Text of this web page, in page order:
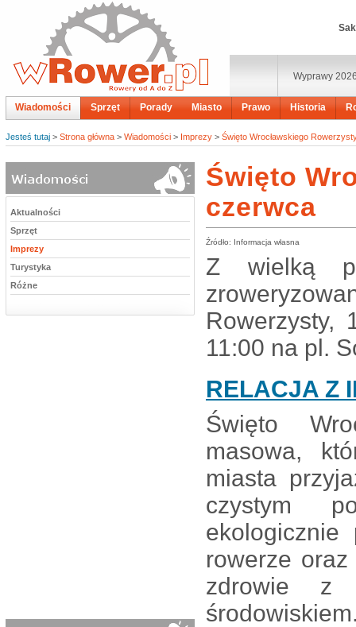
Wyprawy
Wiadomości Sprzęt Porady Miasto Prawo Historia
Jesteś tutaj > Strona główna > Wiadomości > Imprezy > Święto Wrocławskiego
Aktualności
Sprzęt
Imprezy
Turystyka
Różne
Święto
czerwca
Źródło: Informacja własna
Z wielką
Rowerzysty,
11:00 na pl.
RELACJA Z
Święto
masowa,
miasta
czystym
rowerze
zdrowie z